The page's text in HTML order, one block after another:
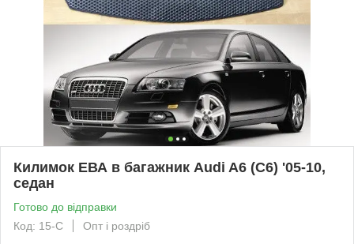
Килимок ЕВА в багажник Audi A6 (C6) '05-10,
седан
Готово до відправки
Код: 15-С
Опт і роздріб